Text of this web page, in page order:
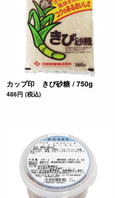
カップ印 きび砂糖 / 750g
486円 (税込)